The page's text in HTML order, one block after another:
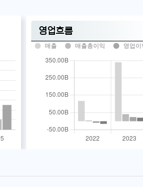
영업흐름
매출 매출총이익 영업이